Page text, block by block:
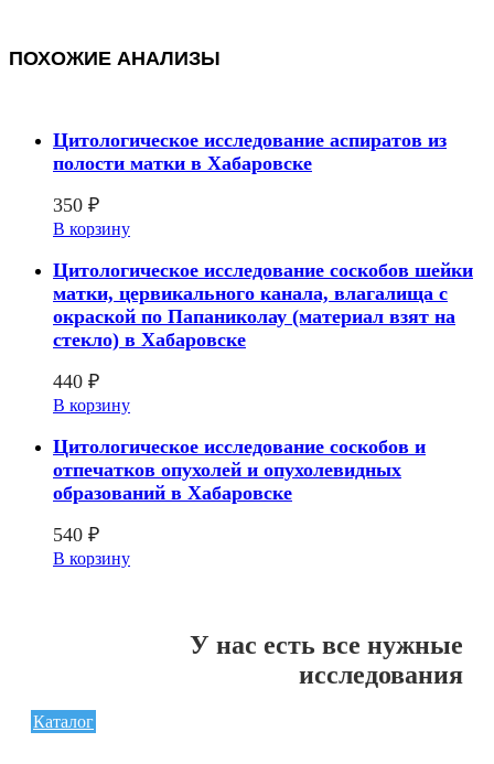
ПОХОЖИЕ АНАЛИЗЫ
Цитологическое исследование аспиратов из
полости матки в Хабаровске
350 ₽
В корзину
Цитологическое исследование соскобов шейки
матки, цервикального канала, влагалища с
окраской по Папаниколау (материал взят на
стекло) в Хабаровске
440 ₽
В корзину
Цитологическое исследование соскобов и
отпечатков опухолей и опухолевидных
образований в Хабаровске
540 ₽
В корзину
У нас есть все нужные
исследования
Каталог